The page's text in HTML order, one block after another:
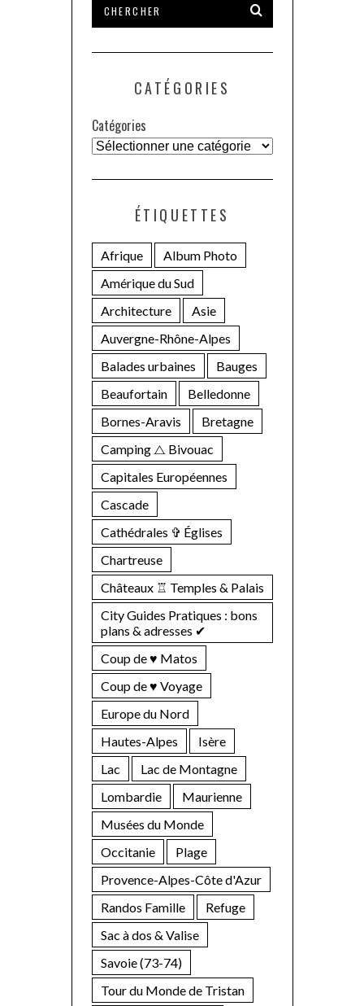
CATÉGORIES
Catégories
ÉTIQUETTES
Afrique
Album Photo
Amérique du Sud
Architecture
Asie
Auvergne-Rhône-Alpes
Balades urbaines
Bauges
Beaufortain
Belledonne
Bornes-Aravis
Bretagne
Camping ⧍ Bivouac
Capitales Européennes
Cascade
Cathédrales ✞ Églises
Chartreuse
Châteaux ♖ Temples & Palais
City Guides Pratiques : bons
plans & adresses ✔︎
Coup de ♥ Matos
Coup de ♥ Voyage
Europe du Nord
Hautes-Alpes
Isère
Lac
Lac de Montagne
Lombardie
Maurienne
Musées du Monde
Occitanie
Plage
Provence-Alpes-Côte d'Azur
Randos Famille
Refuge
Sac à dos & Valise
Savoie (73-74)
Tour du Monde de Tristan